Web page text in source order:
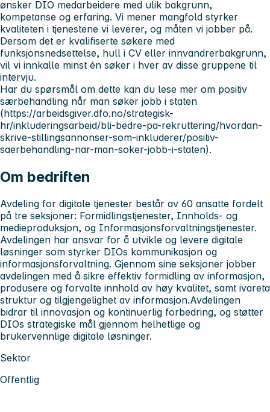
ønsker DIO medarbeidere med ulik bakgrunn,
kompetanse og erfaring. Vi mener mangfold styrker
kvaliteten i tjenestene vi leverer, og måten vi jobber på.
Dersom det er kvalifiserte søkere med
funksjonsnedsettelse, hull i CV eller innvandrerbakgrunn,
vil vi innkalle minst én søker i hver av disse gruppene til
intervju.
Har du spørsmål om dette kan du lese mer om positiv
særbehandling når man søker jobb i staten
(https://arbeidsgiver.dfo.no/strategisk-
hr/inkluderingsarbeid/bli-bedre-pa-rekruttering/hvordan-
skrive-stillingsannonser-som-inkluderer/positiv-
saerbehandling-nar-man-soker-jobb-i-staten).
Om bedriften
Avdeling for digitale tjenester består av 60 ansatte fordelt
på tre seksjoner: Formidlingstjenester, Innholds- og
medieproduksjon, og Informasjonsforvaltningstjenester.
Avdelingen har ansvar for å utvikle og levere digitale
løsninger som styrker DIOs kommunikasjon og
informasjonsforvaltning. Gjennom sine seksjoner jobber
avdelingen med å sikre effektiv formidling av informasjon,
produsere og forvalte innhold av høy kvalitet, samt ivareta
struktur og tilgjengelighet av informasjon.Avdelingen
bidrar til innovasjon og kontinuerlig forbedring, og støtter
DIOs strategiske mål gjennom helhetlige og
brukervennlige digitale løsninger.
Sektor
Offentlig